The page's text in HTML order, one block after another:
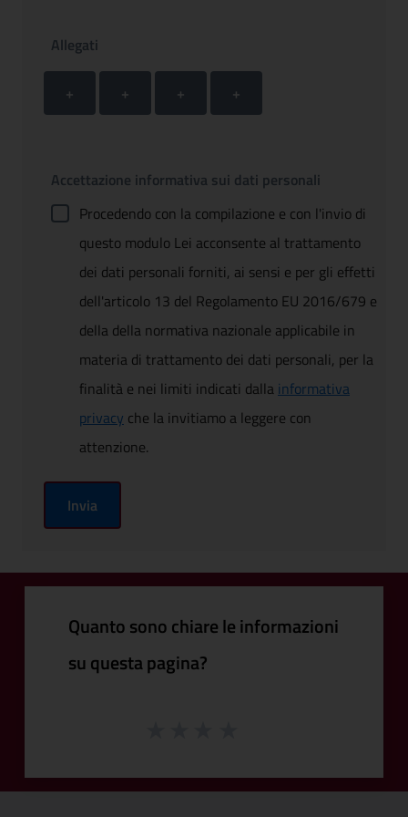
Allegati
+ + + +
Accettazione informativa sui dati personali
Procedendo con la compilazione e con l'invio di
questo modulo Lei acconsente al trattamento
dei dati personali forniti, ai sensi e per gli effetti
dell'articolo 13 del Regolamento EU 2016/679 e
della della normativa nazionale applicabile in
materia di trattamento dei dati personali, per la
finalità e nei limiti indicati dalla informativa
privacy che la invitiamo a leggere con
attenzione.
Invia
Quanto sono chiare le informazioni
su questa pagina?